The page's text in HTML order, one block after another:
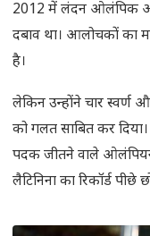
2012 में लंदन ओलंपिक
दबाव था। आलोचकों का
है।
लेकिन उन्होंने चार स्वर्ण
को गलत साबित कर
पदक जीतने वाले ओलंपियन
लैटिनिना का रिकॉर्ड पीछे